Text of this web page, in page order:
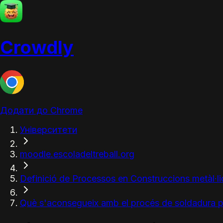
Crowdly
Додати до Chrome
Університети
moodle.escoladeltreball.org
Definició de Processos en Construccions
Què s'aconsegueix amb el procés de soldadura